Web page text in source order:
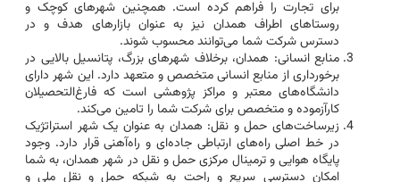
برای تجارت را فراهم کرده است. همچنین شهرهای کوچک و
روستاهای اطراف همدان نیز به عنوان بازارهای هدف و در
دسترس شرکت شما می‌توانند محسوب شوند.
منابع انسانی: همدان، برخلاف شهرهای بزرگ، پتانسیل بالایی در
برخورداری از منابع انسانی متخصص و متعهد دارد. این شهر دارای
دانشگاه‌های معتبر و مراکز پژوهشی است که فارغ‌التحصیلان
کارآزموده و متخصص برای شرکت شما را تامین می‌کند.
زیرساخت‌های حمل و نقل: همدان به عنوان یک شهر استراتژیک
در خط اصلی راه‌های ارتباطی جاده‌ای و راه‌آهنی قرار دارد. وجود
پایگاه هوایی و ترمینال مرکزی حمل و نقل در شهر همدان، به شما
امکان دسترسی سریع و راحت به شبکه حمل و نقل ملی و